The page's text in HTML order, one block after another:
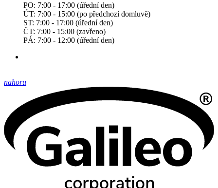
PO: 7:00 - 17:00 (úřední den)
ÚT: 7:00 - 15:00 (po předchozí domluvě)
ST: 7:00 - 17:00 (úřední den)
ČT: 7:00 - 15:00 (zavřeno)
PÁ: 7:00 - 12:00 (úřední den)
nahoru